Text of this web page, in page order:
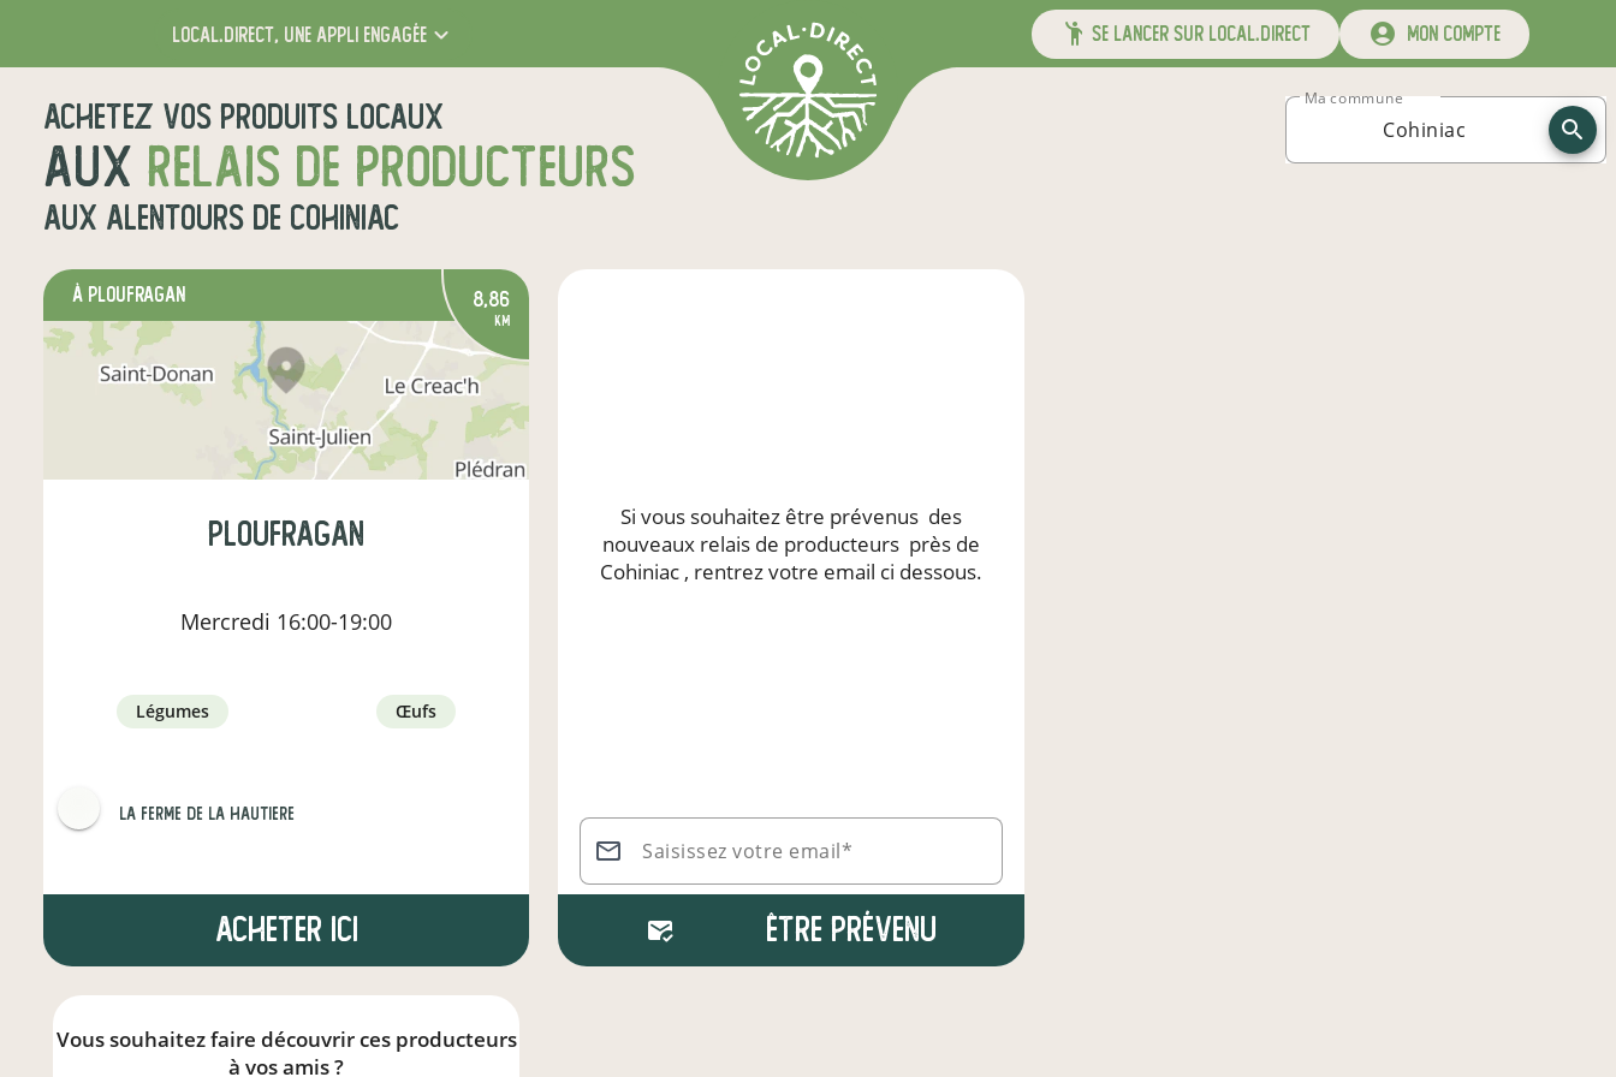
local.direct, une appli engagée se lancer sur local.direct mon compte
Achetez vos produits locaux
aux relais de producteurs
aux alentours de Cohiniac
Ma commune
à Ploufragan 8,86
km
Ploufragan
Mercredi 16:00-19:00
légumes œufs
LA FERME DE LA HAUTIERE
Acheter ici
Si vous souhaitez être prévenus des
nouveaux relais de producteurs près de
Cohiniac , rentrez votre email ci dessous.
Saisissez votre email*
Être prévenu
Vous souhaitez faire découvrir ces producteurs
à vos amis ?